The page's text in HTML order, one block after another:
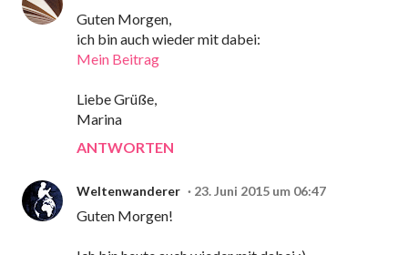
Guten Morgen,
ich bin auch wieder mit dabei:
Mein Beitrag
Liebe Grüße,
Marina
ANTWORTEN
Weltenwanderer 23. Juni 2015 um 06:47
Guten Morgen!